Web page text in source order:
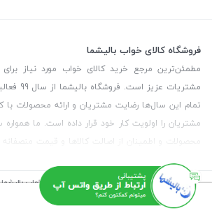
فروشگاه کالای خواب بالیشما
مطمئن‌ترین مرجع خرید کالای خواب مورد نیاز
مشتریات
تمام این سال‌ها رضایت مشتریان و ارائه محصولات
مشتریان را اولویت کار خود قرار داده است. ما
محصولات و اطمینان از اصالت کالاها و قیمت منصفانه
می‌توانیدبا شماره مشاور در تماس باشید.
© تمامی حقوق این سایت متعلق بهفروشگاه کالای خواب بالیشما
نویسی: سپکام سیستمطراحی و اجرا:آژانس دیجیتال مارکتینگ